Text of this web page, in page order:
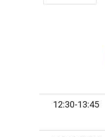
12:30-13:45